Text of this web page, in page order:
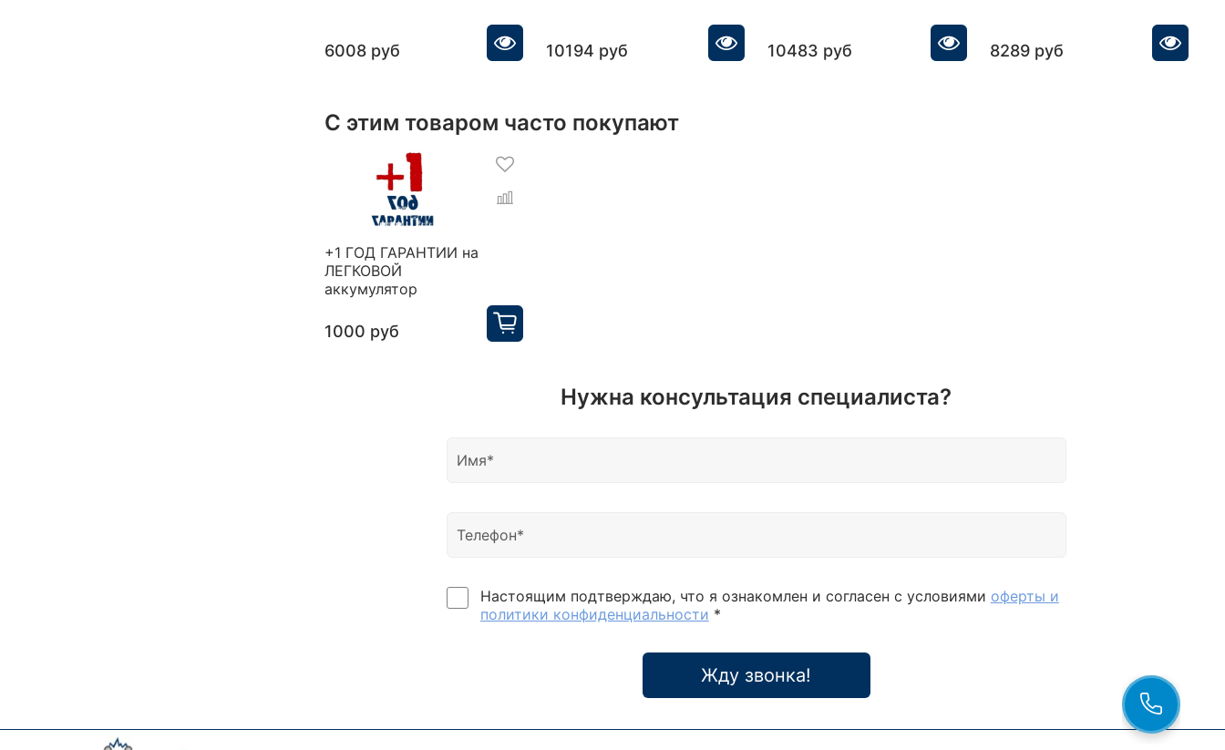
6008 руб 10194 руб 10483 руб 8289 руб
С этим товаром часто покупают
+1 ГОД ГАРАНТИИ на
ЛЕГКОВОЙ
аккумулятор
1000 руб
Нужна консультация специалиста?
Настоящим подтверждаю, что я ознакомлен и согласен с условиями оферты и
политики конфиденциальности *
Жду звонка!